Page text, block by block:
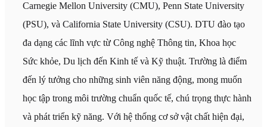
Carnegie Mellon University (CMU), Penn State University
(PSU), và California State University (CSU). DTU đào tạo
đa dạng các lĩnh vực từ Công nghệ Thông tin, Khoa học
Sức khỏe, Du lịch đến Kinh tế và Kỹ thuật. Trường là điểm
đến lý tưởng cho những sinh viên năng động, mong muốn
học tập trong môi trường chuẩn quốc tế, chú trọng thực hành
và phát triển kỹ năng. Với hệ thống cơ sở vật chất hiện đại,